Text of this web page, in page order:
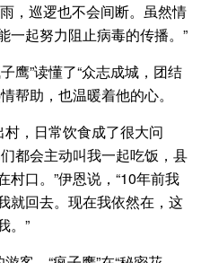
，巡逻也不会间断。虽然情
一起努力阻止病毒的传播。”
”读懂了“众志成城，团结
帮助，也温暖着他的心。
，日常饮食成了很大问
都会主动叫我一起吃饭，县
口。”伊恩说，“10年前我
就回去。现在我依然在，这
。”